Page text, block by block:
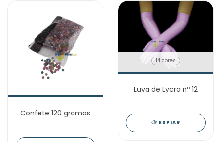
Confete 120 gramas
14 cores
Luva de Lycra nº 12
ESPIAR